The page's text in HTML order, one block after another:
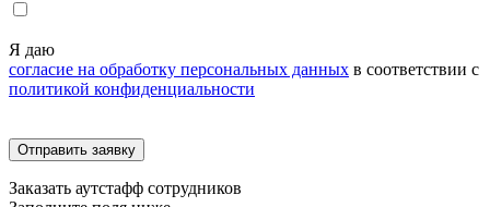
Я даю
согласие на обработку персональных данных в соответствии с
политикой конфиденциальности
Заказать аутстафф сотрудников